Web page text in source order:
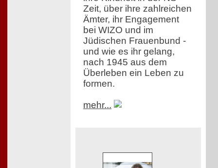
Zeit, über ihre zahlreichen
Ämter, ihr Engagement
bei WIZO und im
Jüdischen Frauenbund -
und wie es ihr gelang,
nach 1945 aus dem
Überleben ein Leben zu
formen.
mehr...